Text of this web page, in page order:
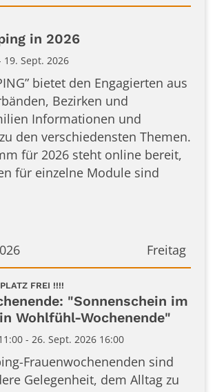
2026
in 2026
19. Sept. 2026
bietet den Engagierten aus
Bezirken und
Informationen und
den verschiedensten Themen.
für 2026 steht online bereit,
für einzelne Module sind
Freitag
2026
FREI !!!!
"Sonnenschein im
Wohlfühl-Wochenende"
- 26. Sept. 2026 16:00
Frauenwochenenden sind
Gelegenheit, dem Alltag zu